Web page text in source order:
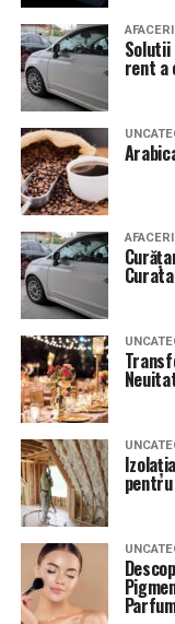
AFACERI
rent a
AFACERI